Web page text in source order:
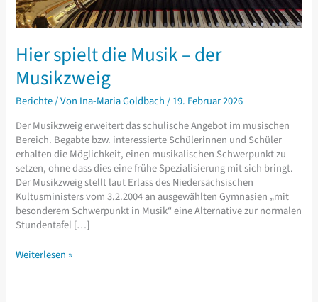
Hier spielt die Musik – der
Musikzweig
Berichte/ Von Ina-Maria Goldbach/19. Februar 2026
Der Musikzweig erweitert das schulische Angebot im musischen
Bereich. Begabte bzw. interessierte Schülerinnen und Schüler
erhalten die Möglichkeit, einen musikalischen Schwerpunkt zu
setzen, ohne dass dies eine frühe Spezialisierung mit sich bringt.
Der Musikzweig stellt laut Erlass des Niedersächsischen
Kultusministers vom 3.2.2004 an ausgewählten Gymnasien „mit
besonderem Schwerpunkt in Musik“ eine Alternative zur normalen
Stundentafel […]
Hier
die
Weiterlesen »